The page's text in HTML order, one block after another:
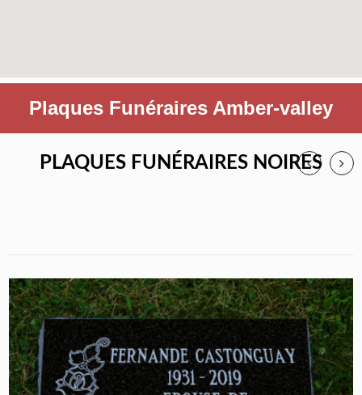
Plaques Funéraires Amber-valley
PLAQUES FUNÉRAIRES NOIRES